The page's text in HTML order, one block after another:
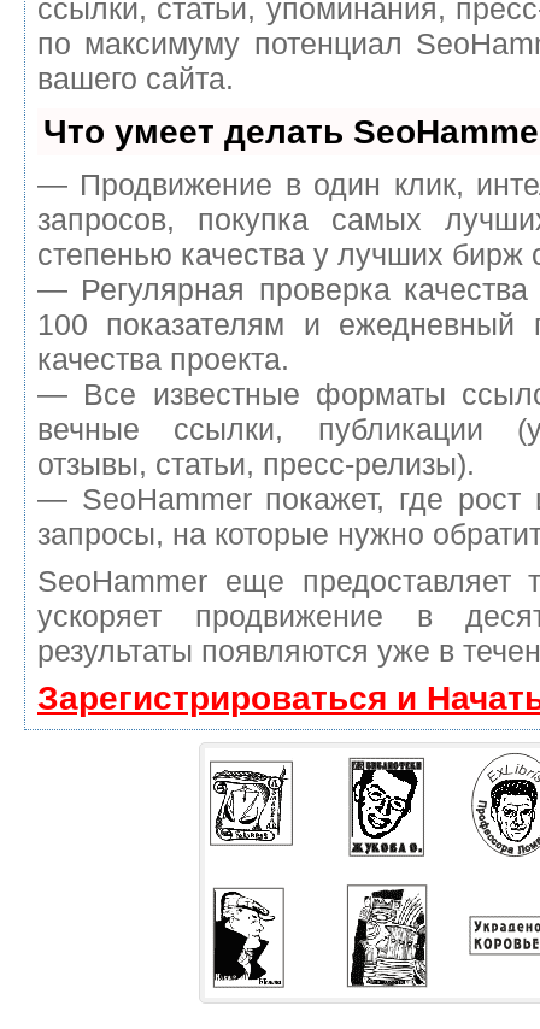
ссылки, статьи, упоминания,
по максимуму потенциал
вашего сайта.
Что умеет делать
— Продвижение в один клик,
запросов, покупка самых
степенью качества у лучших бирж
— Регулярная проверка
100 показателям и ежедневный
качества проекта.
— Все известные форматы
вечные ссылки, публикации
отзывы, статьи, пресс-релизы).
— SeoHammer покажет, где
запросы, на которые нужно
SeoHammer еще предоставляет
ускоряет продвижение в
результаты появляются уже в
Зарегистрироваться и